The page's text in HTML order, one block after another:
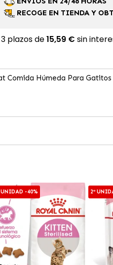
RECOGE EN TIENDA Y
Comida Húmeda Para
UNIDAD -40% 2ª